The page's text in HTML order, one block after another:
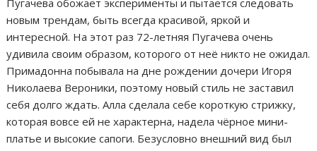
Пугачева обожает эксперименты и пытается следовать
новым трендам, быть всегда красивой, яркой и
интересной. На этот раз 72-летняя Пугачева очень
удивила своим образом, которого от неё никто не ожидал.
Примадонна побывала на дне рождении дочери Игоря
Николаева Вероники, поэтому новый стиль не заставил
себя долго ждать. Алла сделала себе короткую стрижку,
которая вовсе ей не характерна, надела чёрное мини-
платье и высокие сапоги. Безусловно внешний вид был